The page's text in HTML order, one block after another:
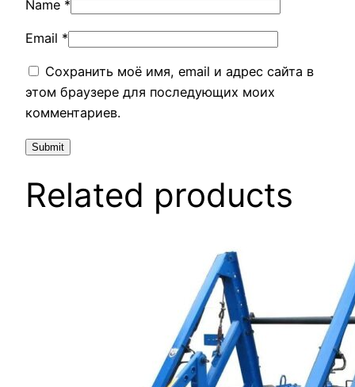
Name *
Email *
Сохранить моё имя, email и адрес сайта в
этом браузере для последующих моих
комментариев.
Related products